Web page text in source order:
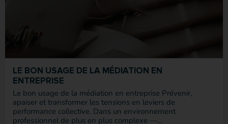
LE BON USAGE DE LA MÉDIATION EN
ENTREPRISE
Le bon usage de la médiation en entreprise Prévenir,
apaiser et transformer les tensions en leviers de
performance collective. Dans un environnement
professionnel de plus en plus complexe —...